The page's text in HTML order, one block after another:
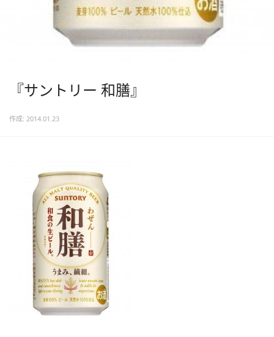
『サントリー 和膳』
作成: 2014.01.23